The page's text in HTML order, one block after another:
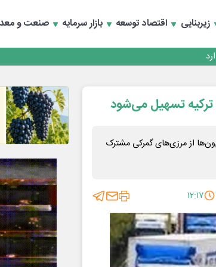
زیربنایی اقتصاد توسعه بازار سرمایه صنعت و
ترکیه تسهیل می‌شود
از مرزی‌های گمرکی مشترک
۱۲:۱۷